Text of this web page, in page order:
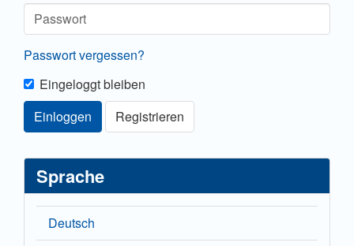
Passwort vergessen?
Eingeloggt bleiben
Einloggen
Registrieren
Sprache
Deutsch